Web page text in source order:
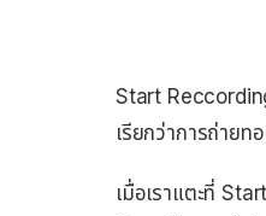
Start
เรียกว่าการถ่ายท
เมื่อเราแตะที่